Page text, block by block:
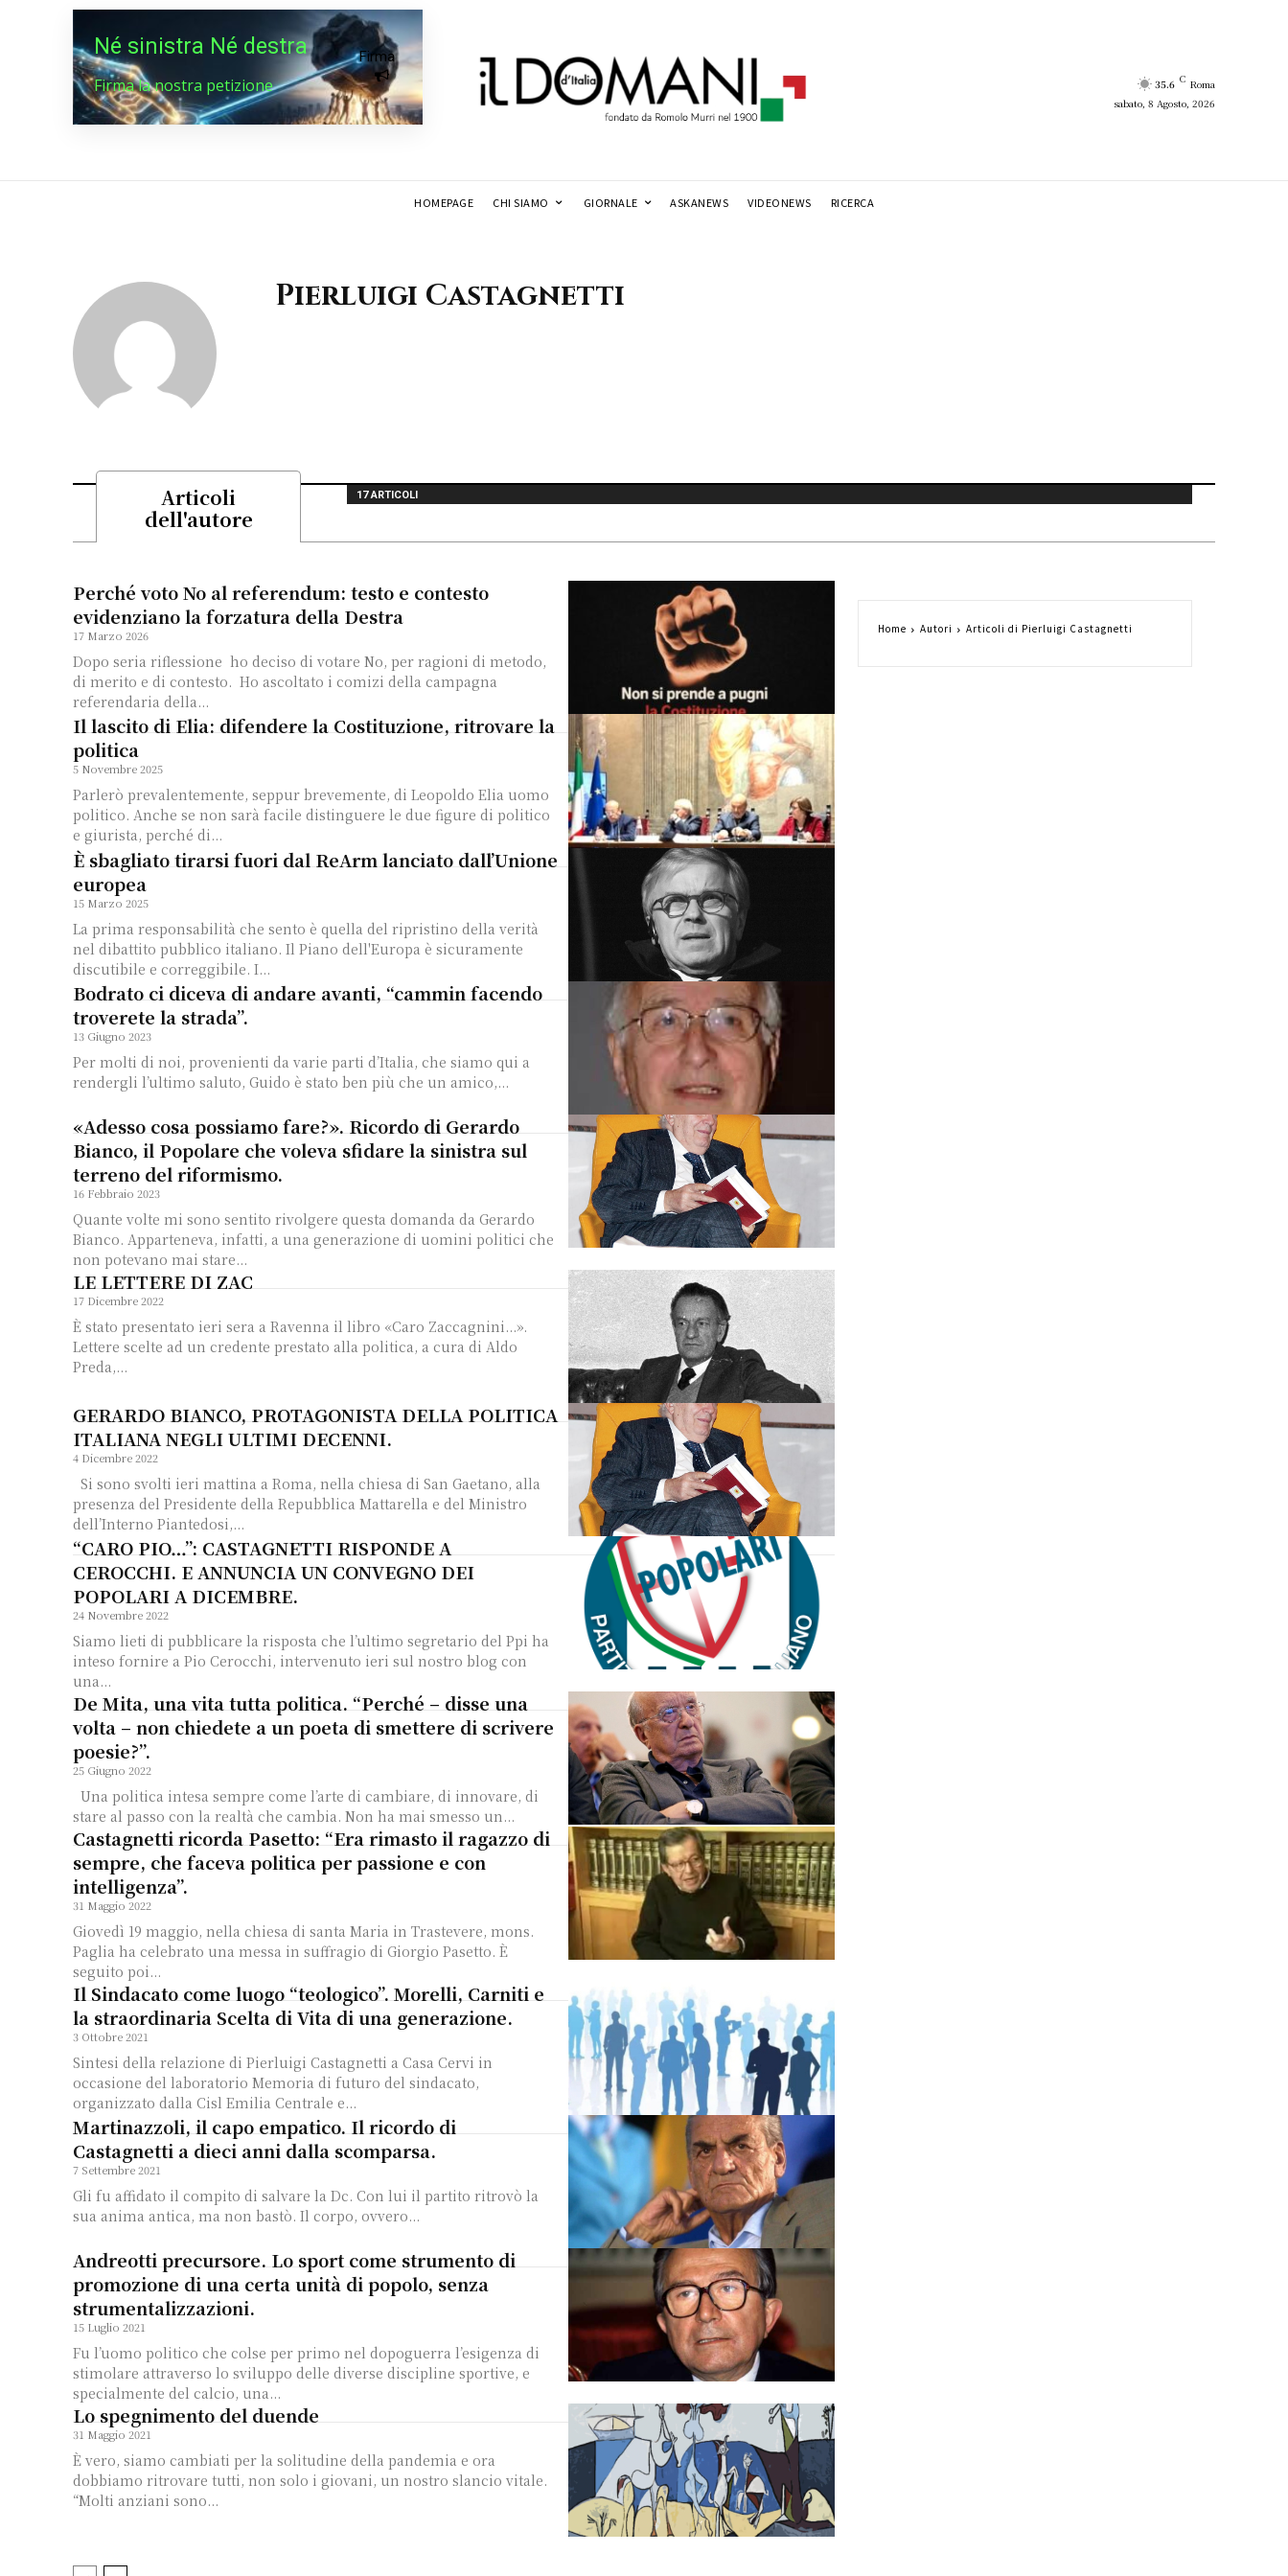
Né sinistra Né destra
Firma la nostra petizione
Firma
35.6 C Roma
sabato, 8 Agosto, 2026
HOMEPAGE CHI SIAMO GIORNALE ASKANEWS VIDEONEWS RICERCA
Pierluigi Castagnetti
Articoli
dell'autore
17 ARTICOLI
Perché voto No al referendum: testo e contesto
evidenziano la forzatura della Destra
17 Marzo 2026
Dopo seria riflessione ho deciso di votare No, per ragioni di metodo,
di merito e di contesto. Ho ascoltato i comizi della campagna
referendaria della...
Il lascito di Elia: difendere la Costituzione, ritrovare la
politica
5 Novembre 2025
Parlerò prevalentemente, seppur brevemente, di Leopoldo Elia uomo
politico. Anche se non sarà facile distinguere le due figure di politico
e giurista, perché di...
È sbagliato tirarsi fuori dal ReArm lanciato dall’Unione
europea
15 Marzo 2025
La prima responsabilità che sento è quella del ripristino della verità
nel dibattito pubblico italiano. Il Piano dell'Europa è sicuramente
discutibile e correggibile. I...
Bodrato ci diceva di andare avanti, “cammin facendo
troverete la strada”.
13 Giugno 2023
Per molti di noi, provenienti da varie parti d’Italia, che siamo qui a
rendergli l’ultimo saluto, Guido è stato ben più che un amico,...
«Adesso cosa possiamo fare?». Ricordo di Gerardo
Bianco, il Popolare che voleva sfidare la sinistra sul
terreno del riformismo.
16 Febbraio 2023
Quante volte mi sono sentito rivolgere questa domanda da Gerardo
Bianco. Apparteneva, infatti, a una generazione di uomini politici che
non potevano mai stare...
LE LETTERE DI ZAC
17 Dicembre 2022
È stato presentato ieri sera a Ravenna il libro «Caro Zaccagnini...».
Lettere scelte ad un credente prestato alla politica, a cura di Aldo
Preda,...
GERARDO BIANCO, PROTAGONISTA DELLA POLITICA
ITALIANA NEGLI ULTIMI DECENNI.
4 Dicembre 2022
presenza del Presidente della Repubblica Mattarella e del Ministro
dell’Interno Piantedosi,...
“CARO PIO…”: CASTAGNETTI RISPONDE A
CEROCCHI. E ANNUNCIA UN CONVEGNO DEI
POPOLARI A DICEMBRE.
24 Novembre 2022
Siamo lieti di pubblicare la risposta che l’ultimo segretario del Ppi ha
inteso fornire a Pio Cerocchi, intervenuto ieri sul nostro blog con
una...
De Mita, una vita tutta politica. “Perché – disse una
volta – non chiedete a un poeta di smettere di scrivere
poesie?”.
25 Giugno 2022
stare al passo con la realtà che cambia. Non ha mai smesso un...
Castagnetti ricorda Pasetto: “Era rimasto il ragazzo di
sempre, che faceva politica per passione e con
intelligenza”.
31 Maggio 2022
Giovedì 19 maggio, nella chiesa di santa Maria in Trastevere, mons.
Paglia ha celebrato una messa in suffragio di Giorgio Pasetto. È
seguito poi...
Il Sindacato come luogo “teologico”. Morelli, Carniti e
la straordinaria Scelta di Vita di una generazione.
3 Ottobre 2021
Sintesi della relazione di Pierluigi Castagnetti a Casa Cervi in
occasione del laboratorio Memoria di futuro del sindacato,
organizzato dalla Cisl Emilia Centrale e...
Martinazzoli, il capo empatico. Il ricordo di
Castagnetti a dieci anni dalla scomparsa.
7 Settembre 2021
Gli fu affidato il compito di salvare la Dc. Con lui il partito ritrovò la
sua anima antica, ma non bastò. Il corpo, ovvero...
Andreotti precursore. Lo sport come strumento di
promozione di una certa unità di popolo, senza
strumentalizzazioni.
15 Luglio 2021
Fu l’uomo politico che colse per primo nel dopoguerra l’esigenza di
stimolare attraverso lo sviluppo delle diverse discipline sportive, e
specialmente del calcio, una...
Lo spegnimento del duende
31 Maggio 2021
È vero, siamo cambiati per la solitudine della pandemia e ora
dobbiamo ritrovare tutti, non solo i giovani, un nostro slancio vitale.
“Molti anziani sono...
Home Autori Articoli di Pierluigi Castagnetti